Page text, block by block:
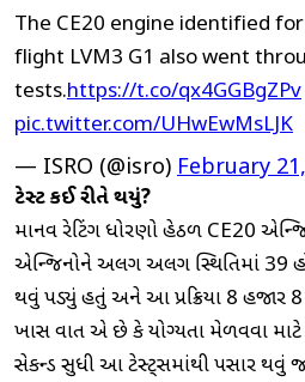
The CE20 engine identified
flight LVM3 G1 also went
tests.https://t.co/qx4GGBgZPv
pic.twitter.com/UHwEwMsLJK
— ISRO (@isro) February
ટેસ્ટ કઈ રીતે થયું?
માનવ રેટિંગ ધોરણો હેઠળ CE20
એન્જિનોને અલગ અલગ સ્થિતિમાં 39
થવું પડ્યું હતું અને આ પ્રક્રિયા 8 હજાર
ખાસ વાત એ છે કે યોગ્યતા મેળવવા
સેકન્ડ સુધી આ ટેસ્ટ્સમાંથી પસાર થવું